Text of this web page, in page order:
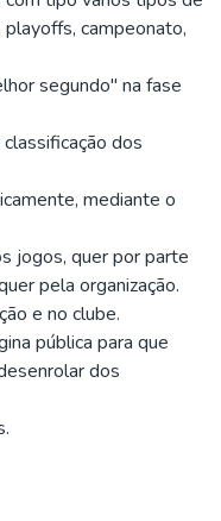
campeonato,
segundo" na fase
dos
mediante o
jogos, quer por parte
pela organização.
e no clube.
pública para que
dos